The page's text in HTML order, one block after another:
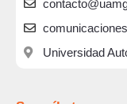
Universidad